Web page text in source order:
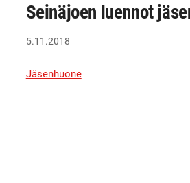
Seinäjoen luennot
5.11.2018
Jäsenhuone